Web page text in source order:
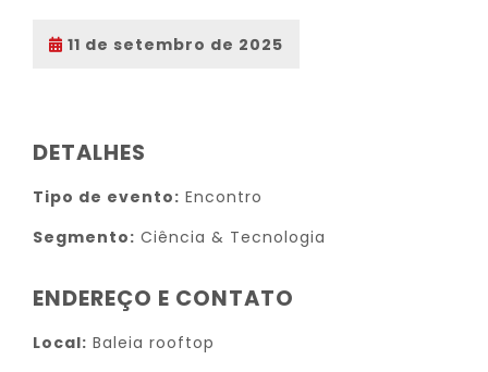
11 de setembro de 2025
DETALHES
Tipo de evento: Encontro
Segmento: Ciência & Tecnologia
ENDEREÇO E CONTATO
Local: Baleia rooftop